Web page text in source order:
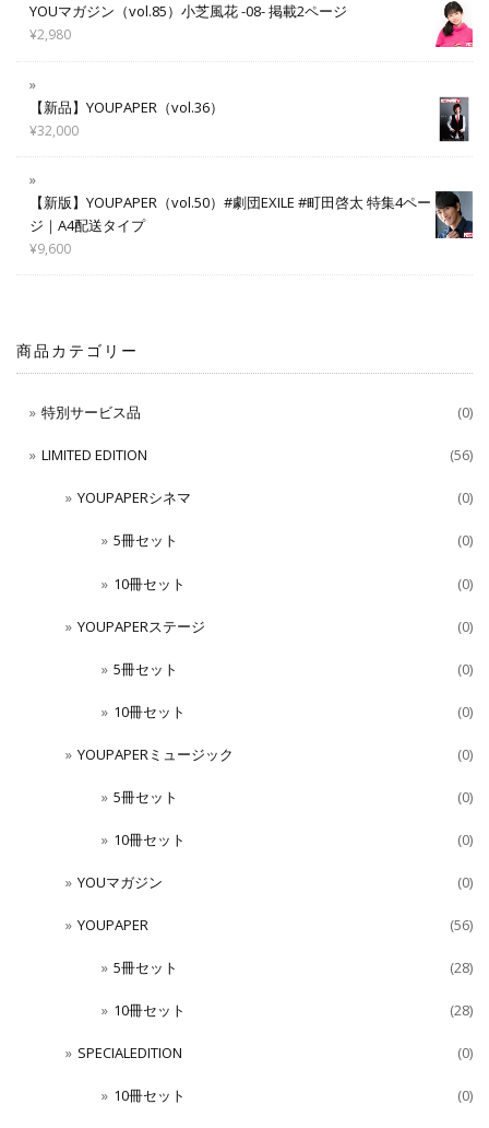
YOUマガジン（vol.85）小芝風花 -08- 掲載2ページ
¥2,980
【新品】YOUPAPER（vol.36）
¥32,000
【新版】YOUPAPER（vol.50）#劇団EXILE #町田啓太 特集4ペー
ジ｜A4配送タイプ
¥9,600
商品カテゴリー
特別サービス品 (0)
LIMITED EDITION (56)
YOUPAPERシネマ (0)
5冊セット (0)
10冊セット (0)
YOUPAPERステージ (0)
5冊セット (0)
10冊セット (0)
YOUPAPERミュージック (0)
5冊セット (0)
10冊セット (0)
YOUマガジン (0)
YOUPAPER (56)
5冊セット (28)
10冊セット (28)
SPECIALEDITION (0)
10冊セット (0)